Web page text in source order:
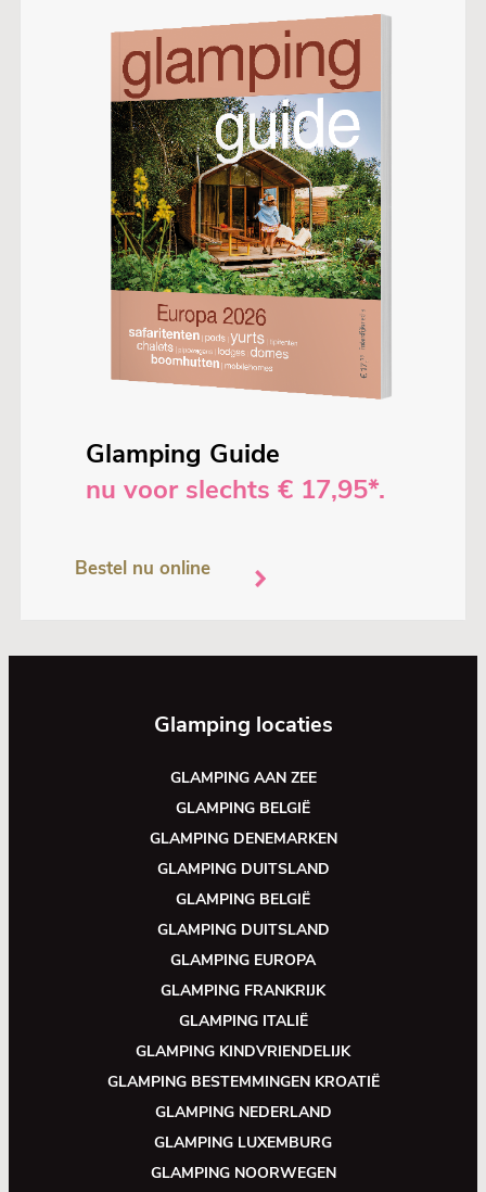
Glamping Guide
nu voor slechts € 17,95*.
Bestel nu online
Glamping locaties
GLAMPING AAN ZEE
GLAMPING BELGIË
GLAMPING DENEMARKEN
GLAMPING DUITSLAND
GLAMPING BELGIË
GLAMPING DUITSLAND
GLAMPING EUROPA
GLAMPING FRANKRIJK
GLAMPING ITALIË
GLAMPING KINDVRIENDELIJK
GLAMPING BESTEMMINGEN KROATIË
GLAMPING NEDERLAND
GLAMPING LUXEMBURG
GLAMPING NOORWEGEN